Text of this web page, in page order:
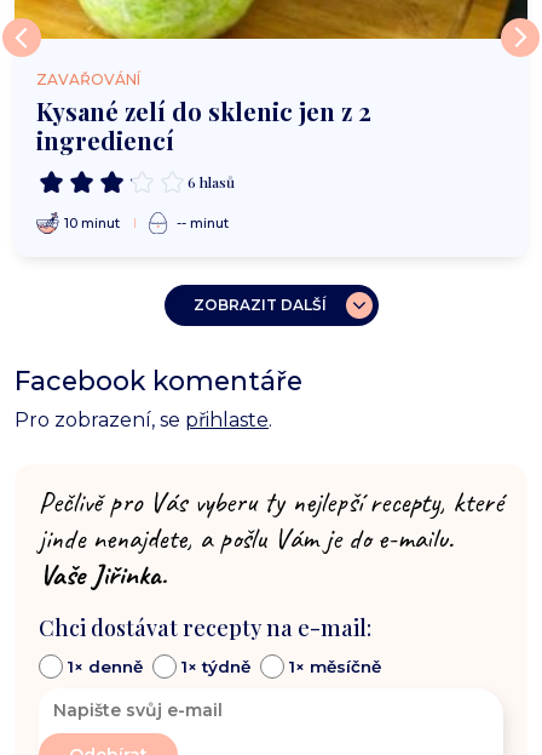
ZAVAŘOVÁNÍ
Kysané zelí do sklenic jen z 2
ingrediencí
6 hlasů
10 minut -- minut
ZOBRAZIT DALŠÍ
Facebook komentáře
Pro zobrazení, se přihlaste.
Pečlivě pro Vás vyberu ty nejlepší recepty, které
jinde nenajdete, a pošlu Vám je do e-mailu.
Vaše Jiřinka.
Chci dostávat recepty na e-mail:
1× denně 1× týdně 1× měsíčně